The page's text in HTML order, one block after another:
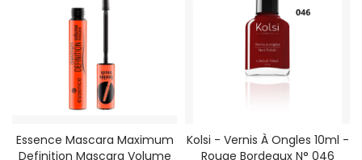
Essence Mascara Maximum
Definition Mascara Volume
Kolsi - Vernis À Ongles 10ml -
Rouge Bordeaux N° 046